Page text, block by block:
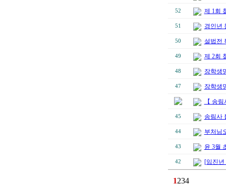
52 제 1회
51 경인년
50 설법전
49 제 2회
48 장학생
47 장학생
【 송
45 송림사
44 부처님
43 윤 3월
42 [임진년
1234